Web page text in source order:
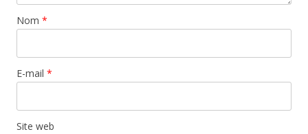
Nom *
E-mail *
Site web